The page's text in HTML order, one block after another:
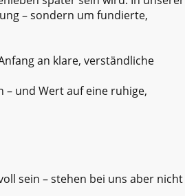
– sondern um fundierte,
an klare, verständliche
und Wert auf eine ruhige,
sein – stehen bei uns aber nicht